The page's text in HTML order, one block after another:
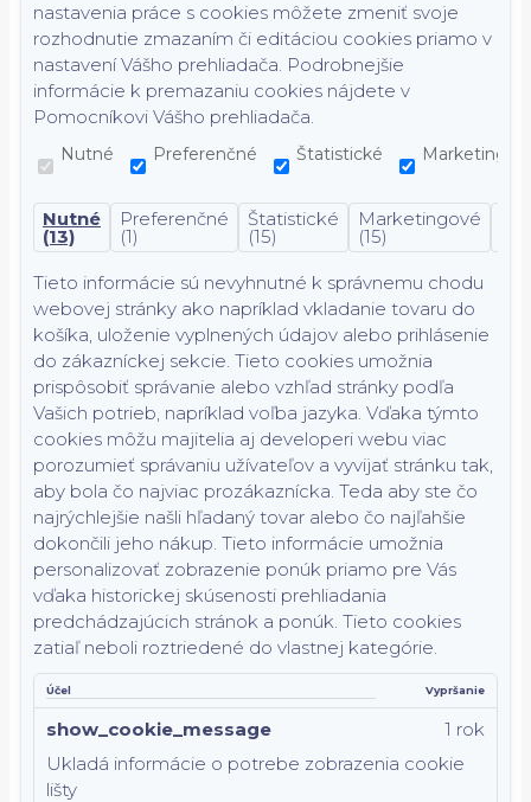
nastavenia práce s cookies môžete zmeniť svoje
rozhodnutie zmazaním či editáciou cookies priamo v
nastavení Vášho prehliadača. Podrobnejšie
informácie k premazaniu cookies nájdete v
Pomocníkovi Vášho prehliadača.
Nutné Preferenčné Štatistické
Nutné
(13)
Preferenčné
(1)
Štatistické
(15)
Marketingové
(15)
Tieto informácie sú nevyhnutné k správnemu chodu
webovej stránky ako napríklad vkladanie tovaru do
košíka, uloženie vyplnených údajov alebo prihlásenie
do zákazníckej sekcie. Tieto cookies umožnia
prispôsobiť správanie alebo vzhľad stránky podľa
Vašich potrieb, napríklad voľba jazyka. Vďaka týmto
cookies môžu majitelia aj developeri webu viac
porozumieť správaniu užívateľov a vyvijať stránku tak,
aby bola čo najviac prozákaznícka. Teda aby ste čo
najrýchlejšie našli hľadaný tovar alebo čo najľahšie
dokončili jeho nákup. Tieto informácie umožnia
personalizovať zobrazenie ponúk priamo pre Vás
vďaka historickej skúsenosti prehliadania
predchádzajúcich stránok a ponúk. Tieto cookies
zatiaľ neboli roztriedené do vlastnej kategórie.
Účel Vypršanie
show_cookie_message
Ukladá informácie o potrebe zobrazenia cookie
lišty
1 rok